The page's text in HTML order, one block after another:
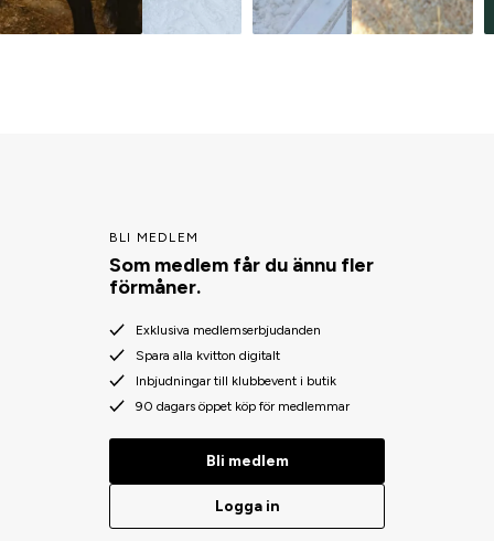
BLI MEDLEM
Som medlem får du ännu fler
förmåner.
Exklusiva medlemserbjudanden
Spara alla kvitton digitalt
Inbjudningar till klubbevent i butik
90 dagars öppet köp för medlemmar
Bli medlem
Logga in